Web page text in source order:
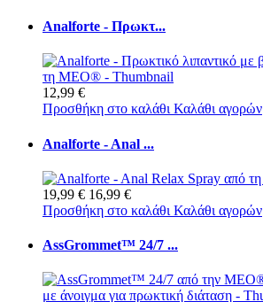
Analforte - Πρωκτ...
12,99 €
Προσθήκη στο καλάθι Καλάθι αγορών
Analforte - Anal ...
19,99 € 16,99 €
Προσθήκη στο καλάθι Καλάθι αγορών
AssGrommet™ 24/7 ...